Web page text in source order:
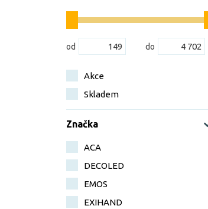
Akce
Skladem
Značka
ACA
DECOLED
EMOS
EXIHAND